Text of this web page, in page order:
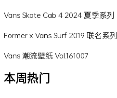
Vans Skate Cab 4 2024 夏季系列
Former x Vans Surf 2019 联名系列
Vans 潮流壁纸 Vol.161007
本周热门